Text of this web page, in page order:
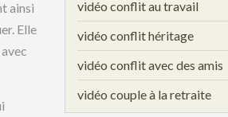
ainsi
Elle
vidéo conflit au travail
vidéo conflit héritage
vidéo conflit avec des amis
vidéo couple à la retraite